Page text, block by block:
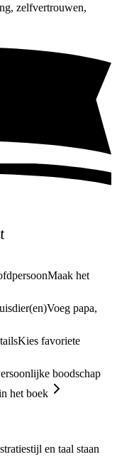
zelfvertrouwen,
Maak het
Voeg papa,
Kies favoriete
boodschap
het boek
en taal staan